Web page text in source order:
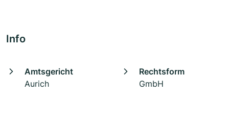
Info
Amtsgericht
Aurich
Rechtsform
GmbH